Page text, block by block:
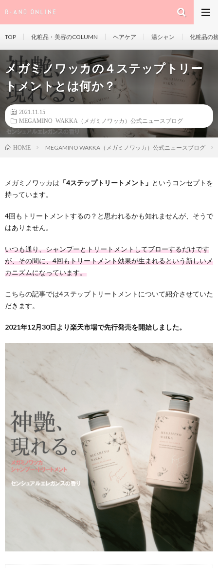
TOP 化粧品・美容のCOLUMN ヘアケア 湯シャン 化粧品の
メガミノワッカの４ステップトリー
トメントとは何か？
2021.11.15
MEGAMINO WAKKA（メガミノワッカ）公式ニュースブログ
HOME MEGAMINO WAKKA（メガミノワッカ）公式ニュースブログ
メガミノワッカは 「4ステップトリートメント」 というコンセプトを
持っています。
4回もトリートメントするの？と思われるかも知れませんが、そうで
はありません。
いつも通り、シャンプーとトリートメントしてブローするだけです
が、その間に、4回もトリートメント効果が生まれるという新しいメ
カニズムになっています。
こちらの記事では4ステップトリートメントについて紹介させていた
だきます。
2021年12月30日より楽天市場で先行発売を開始しました。